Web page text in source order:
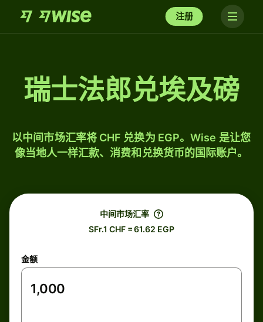
注册
瑞士法郎兑埃及磅
以中间市场汇率将 CHF 兑换为 EGP。Wise 是让您
像当地人一样汇款、消费和兑换货币的国际账户。
中间市场汇率
SFr.1 CHF = 61.62 EGP
金额